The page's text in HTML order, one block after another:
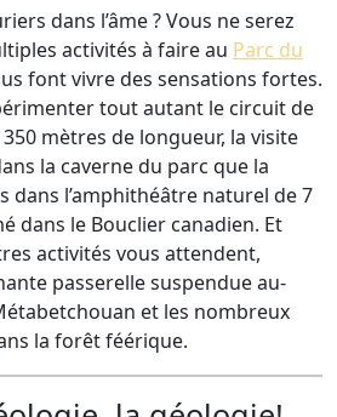
dans l’âme ? Vous ne serez
activités à faire au Parc du
font vivre des sensations fortes.
tout autant le circuit de
mètres de longueur, la visite
la caverne du parc que la
dans l’amphithéâtre naturel de 7
dans le Bouclier canadien. Et
activités vous attendent,
passerelle suspendue au-
et les nombreux
la forêt féérique.